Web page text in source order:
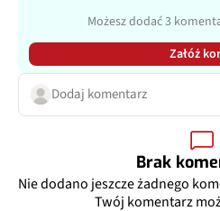
Możesz dodać 3
Załóż
Dodaj komentarz
Brak
Nie dodano jeszcze żadnego
Twój komentarz